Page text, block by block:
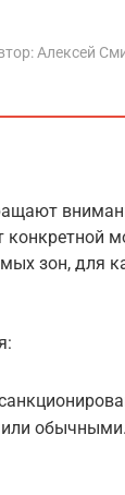
Алексей
зон, для
обычными.